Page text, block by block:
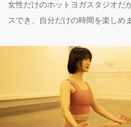
女性だけのホットヨガスタジオだ
スでき、自分だけの時間を楽しめ